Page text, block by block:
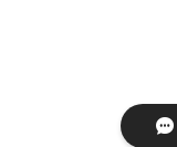
ハードクーラーボックス
ウォーターキャリア